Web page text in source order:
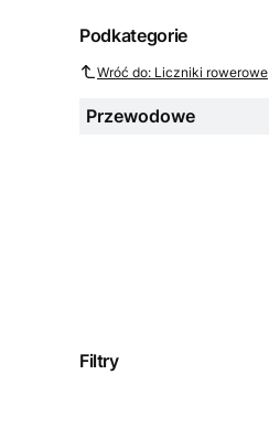
Podkategorie
Wróć do: Liczniki rowerowe
Przewodowe
Filtry